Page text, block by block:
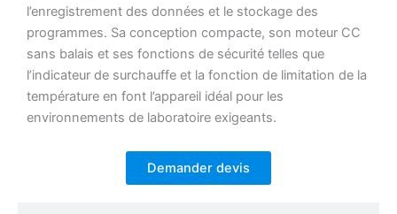
l’enregistrement des données et le stockage des
programmes. Sa conception compacte, son moteur CC
sans balais et ses fonctions de sécurité telles que
l’indicateur de surchauffe et la fonction de limitation de la
température en font l’appareil idéal pour les
environnements de laboratoire exigeants.
Demander devis